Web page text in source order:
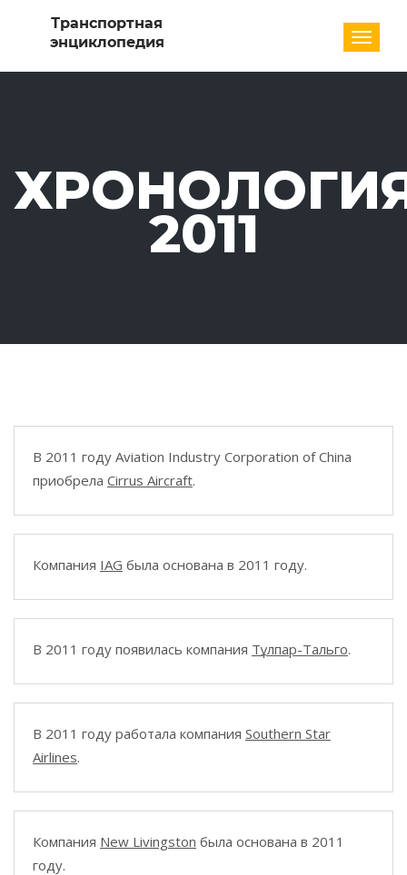
2011
В 2011 году Aviation Industry Corporation of China
приобрела Cirrus Aircraft.
Компания IAG была основана в 2011 году.
В 2011 году появилась компания Тұлпар-Тальго.
В 2011 году работала компания Southern Star
Airlines.
Компания New Livingston была основана в 2011
году.